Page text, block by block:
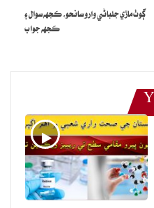
ڳوٺ ماڙي جلباڻي وارو سانحو، ڪجهه سوال ۽
ڪجهه جواب